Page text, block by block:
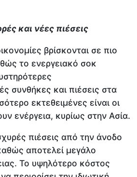
και νέες πιέσεις
βρίσκονται σε πιο
το ενεργειακό σοκ
συνθήκες και πιέσεις στα
εκτεθειμένες είναι οι
ενέργεια, κυρίως στην Ασία.
πιέσεις από την άνοδο
αποτελεί μεγάλο
Το υψηλότερο κόστος